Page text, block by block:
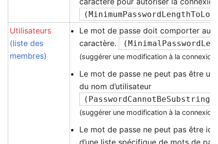
(
Utilisateurs
(liste des
membres)
Le mot de passe doit comporter au
caractère.
(
(suggérer une modification à la connexion)
Le mot de passe ne peut pas être
du nom d’utilisateur
(
(suggérer une modification à la connexion)
Le mot de passe ne peut pas être
d’une liste spécifique de mots de